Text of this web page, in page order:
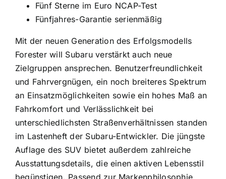
Fünf Sterne im Euro NCAP-Test
Fünfjahres-Garantie serienmäßig
Mit der neuen Generation des Erfolgsmodells
Forester will Subaru verstärkt auch neue
Zielgruppen ansprechen. Benutzerfreundlichkeit
und Fahrvergnügen, ein noch breiteres Spektrum
an Einsatzmöglichkeiten sowie ein hohes Maß an
Fahrkomfort und Verlässlichkeit bei
unterschiedlichsten Straßenverhältnissen standen
im Lastenheft der Subaru-Entwickler. Die jüngste
Auflage des SUV bietet außerdem zahlreiche
Ausstattungsdetails, die einen aktiven Lebensstil